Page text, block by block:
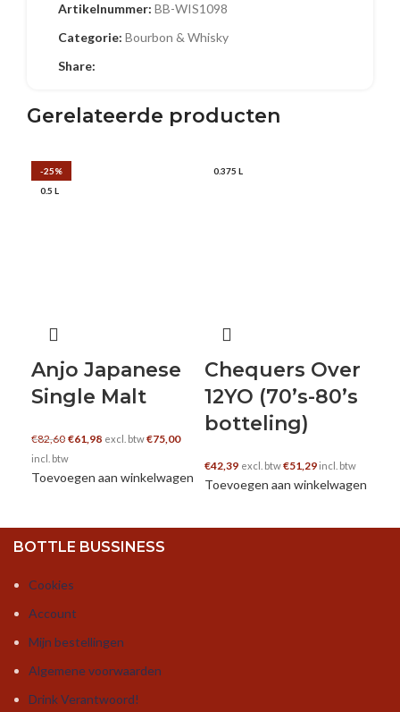
Artikelnummer: BB-WIS1098
Categorie: Bourbon & Whisky
Share:
Gerelateerde producten
-25%
0.5 L
Anjo Japanese
Single Malt
€82,60 Oorspronkelijke prijs
was: €82,60.
€61,98 Huidige prijs is:
excl. btw€75,00
incl. btw
Toevoegen aan winkelwagen
0.375 L
Chequers Over
12YO (70’s-80’s
botteling)
€42,39 excl. btw€51,29 incl. btw
Toevoegen aan winkelwagen
BOTTLE BUSSINESS
Cookies
Account
Mijn bestellingen
Algemene voorwaarden
Drink Verantwoord!